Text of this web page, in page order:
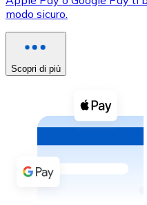
XRP
Vedi tutto
Buoni cripto
Acquista
Acquista con contanti
Bonifico SEPA
modo sicuro.
Scopri di più